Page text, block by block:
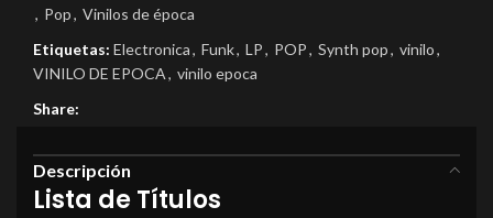
, Pop, Vinilos de época
Etiquetas: Electronica, Funk, LP, POP, Synth pop, vinilo,
VINILO DE EPOCA, vinilo epoca
Share:
Descripción
Lista de Títulos